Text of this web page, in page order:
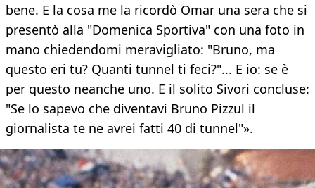
bene. E la cosa me la ricordò Omar una sera che si
presentò alla "Domenica Sportiva" con una foto in
mano chiedendomi meravigliato: "Bruno, ma
questo eri tu? Quanti tunnel ti feci?"... E io: se è
per questo neanche uno. E il solito Sivori concluse:
"Se lo sapevo che diventavi Bruno Pizzul il
giornalista te ne avrei fatti 40 di tunnel"».